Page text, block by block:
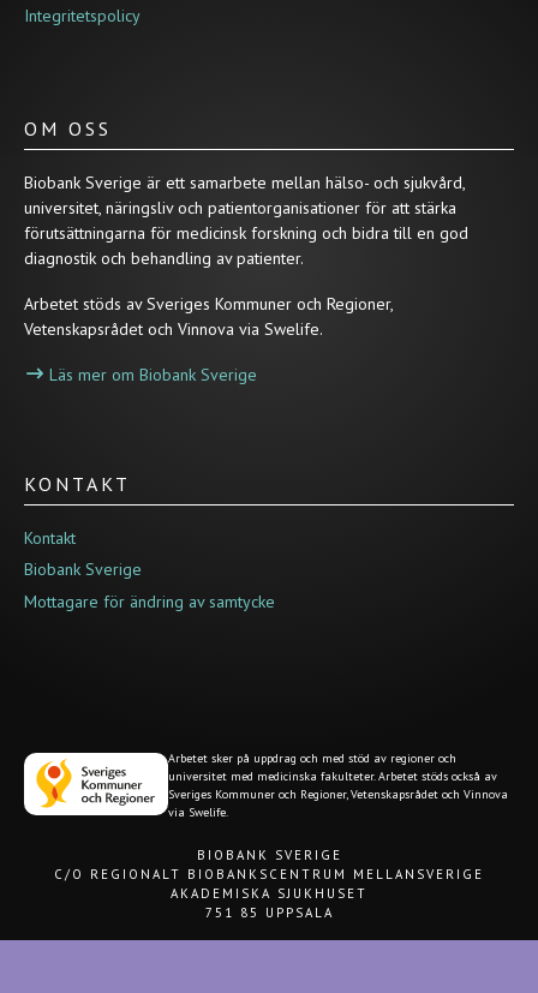
Integritetspolicy
OM OSS
Biobank Sverige är ett samarbete mellan hälso- och sjukvård,
universitet, näringsliv och patientorganisationer för att stärka
förutsättningarna för medicinsk forskning och bidra till en god
diagnostik och behandling av patienter.
Arbetet stöds av Sveriges Kommuner och Regioner,
Vetenskapsrådet och Vinnova via Swelife.
Läs mer om Biobank Sverige
KONTAKT
Kontakt
Biobank Sverige
Mottagare för ändring av samtycke
Arbetet sker på uppdrag och med stöd av regioner och
universitet med medicinska fakulteter. Arbetet stöds också av
Sveriges Kommuner och Regioner, Vetenskapsrådet och Vinnova
via Swelife.
BIOBANK SVERIGE
C/O REGIONALT BIOBANKSCENTRUM MELLANSVERIGE
AKADEMISKA SJUKHUSET
751 85 UPPSALA